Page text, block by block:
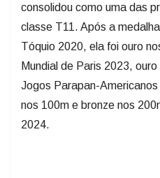
consolidou como uma das
classe T11. Após a
Tóquio 2020, ela foi ouro
Mundial de Paris 2023,
Jogos Parapan-
nos 100m e bronze nos
2024.